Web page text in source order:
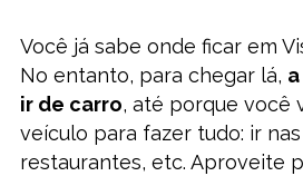
Você já sabe onde ficar em
No entanto, para chegar lá,
ir de carro, até porque você
veículo para fazer tudo: ir
restaurantes, etc. Aproveite